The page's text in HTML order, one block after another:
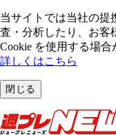
当サイトでは当社の提
査・分析したり、お客
Cookie を使⽤する場合
詳しくはこちら
閉じる